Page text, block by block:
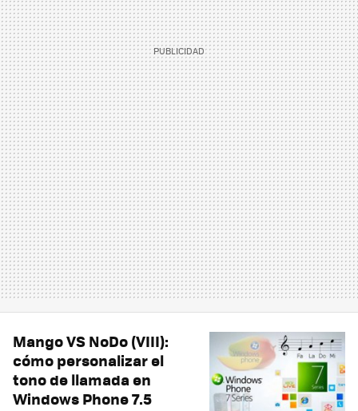
Mango VS NoDo (VIII):
cómo personalizar el
tono de llamada en
Windows Phone 7.5